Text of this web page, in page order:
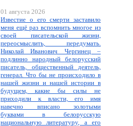
01 августа 2026
Известие о его смерти заставило
меня ещё раз вспомнить многое из
своей писательской жизни,
переосмыслить, передумать.
Николай Иванович Чергинец –
подлинно народный белорусский
писатель, общественный деятель,
генерал. Что бы не происходило в
нашей жизни и нашей истории в
будущем, какие бы силы не
приходили к власти, его имя
навечно вписано золотыми
буквами в белорусскую
национальную литературу, а его